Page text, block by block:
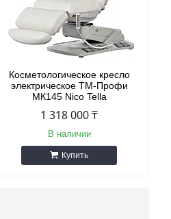
Косметологическое кресло
электрическое ТМ-Профи
МК145 Nico Tella
1 318 000 ₸
В наличии
Купить